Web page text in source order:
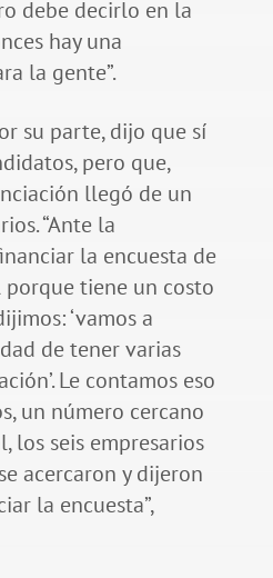
debe decirlo en la
hay una
la gente”.
su parte, dijo que sí
pero que,
llegó de un
“Ante la
la encuesta de
tiene un costo
‘vamos a
de tener varias
Le contamos eso
un número cercano
los seis empresarios
acercaron y dijeron
la encuesta”,